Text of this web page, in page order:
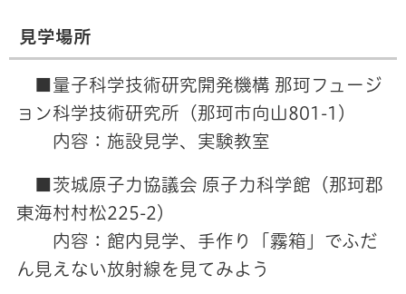
見学場所
■量子科学技術研究開発機構 那珂フュージ
ョン科学技術研究所（那珂市向山801-1）
内容：施設見学、実験教室
■茨城原子力協議会 原子力科学館（那珂郡
東海村村松225-2）
内容：館内見学、手作り「霧箱」でふだ
ん見えない放射線を見てみよう